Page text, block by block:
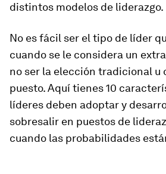
distintos modelos de liderazgo.
No es fácil ser el tipo de líder
cuando se le considera un
no ser la elección tradicional u
puesto. Aquí tienes 10
líderes deben adoptar y
sobresalir en puestos de
cuando las probabilidades